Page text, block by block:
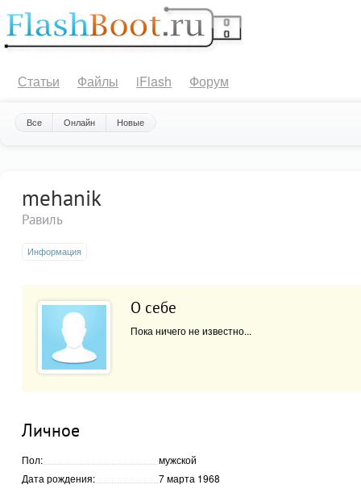
Статьи Файлы iFlash Форум
Все Онлайн Новые
mehanik
Равиль
Информация
О себе
Пока ничего не известно...
Личное
Пол:
мужской
Дата рождения:
7 марта 1968